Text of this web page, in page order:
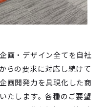
画・デザイン全てを自社
らの要求に対応し続けて
画開発力を具現化した商
たします。各種のご要望